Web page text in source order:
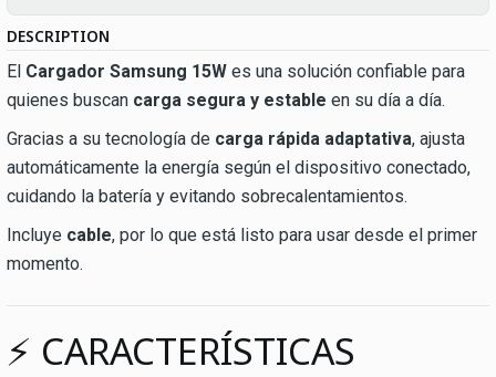
DESCRIPTION
El Cargador Samsung 15W es una solución confiable para
quienes buscan carga segura y estable en su día a día.
Gracias a su tecnología de carga rápida adaptativa, ajusta
automáticamente la energía según el dispositivo conectado,
cuidando la batería y evitando sobrecalentamientos.
Incluye cable, por lo que está listo para usar desde el primer
momento.
⚡ CARACTERÍSTICAS